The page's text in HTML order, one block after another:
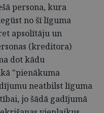
persona, kura
no šī līguma
apsolītāju un
(kreditora)
dot kādu
"pienākuma
neatbilst līguma
jo šādā gadījumā